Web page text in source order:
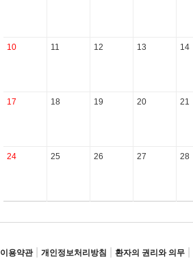
10 11 12 13 14
17 18 19 20 21
24 25 26 27 28
이용약관 개인정보처리방침 환자의 권리와 의무